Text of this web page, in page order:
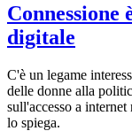
Connessione
digitale
C'è un legame
delle donne alla
sull'accesso a
lo spiega.